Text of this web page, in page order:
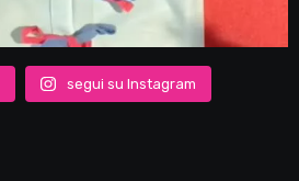
segui su Instagram